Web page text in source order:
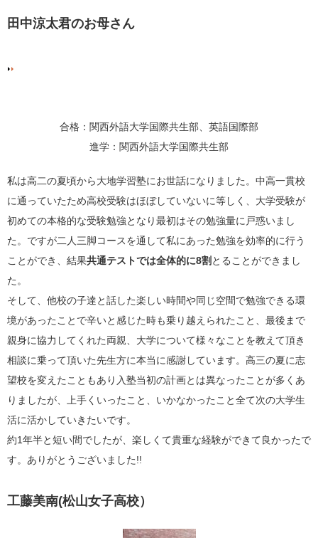
田中涼太君のお母さん
合格：関西外語大学国際共生部、英語国際部
進学：関西外語大学国際共生部
私は高二の夏頃から大地学習塾にお世話になりました。中高一貫校
に通っていたため高校受験はほぼしていないに等しく、大学受験が
初めての本格的な受験勉強となり最初はその勉強量に戸惑いまし
た。ですが二人三脚コースを通して私にあった勉強を効率的に行う
ことができ、結果共通テストでは全体的に8割 とることができまし
た。
そして、他校の子達と話した楽しい時間や同じ空間で勉強できる環
境があったことで辛いと感じた時も乗り越えられたこと、最後まで
親身に協力してくれた両親、大学について様々なことを教えて頂き
相談に乗って頂いた先生方に本当に感謝しています。高三の夏に志
望校を変えたこともあり入塾当初の計画とは異なったことが多くあ
りましたが、上手くいったこと、いかなかったこと全て次の大学生
活に活かしていきたいです。
約1年半と短い間でしたが、楽しくて貴重な経験ができて良かったで
す。ありがとうございました!!
工藤美南(松山女子高校）